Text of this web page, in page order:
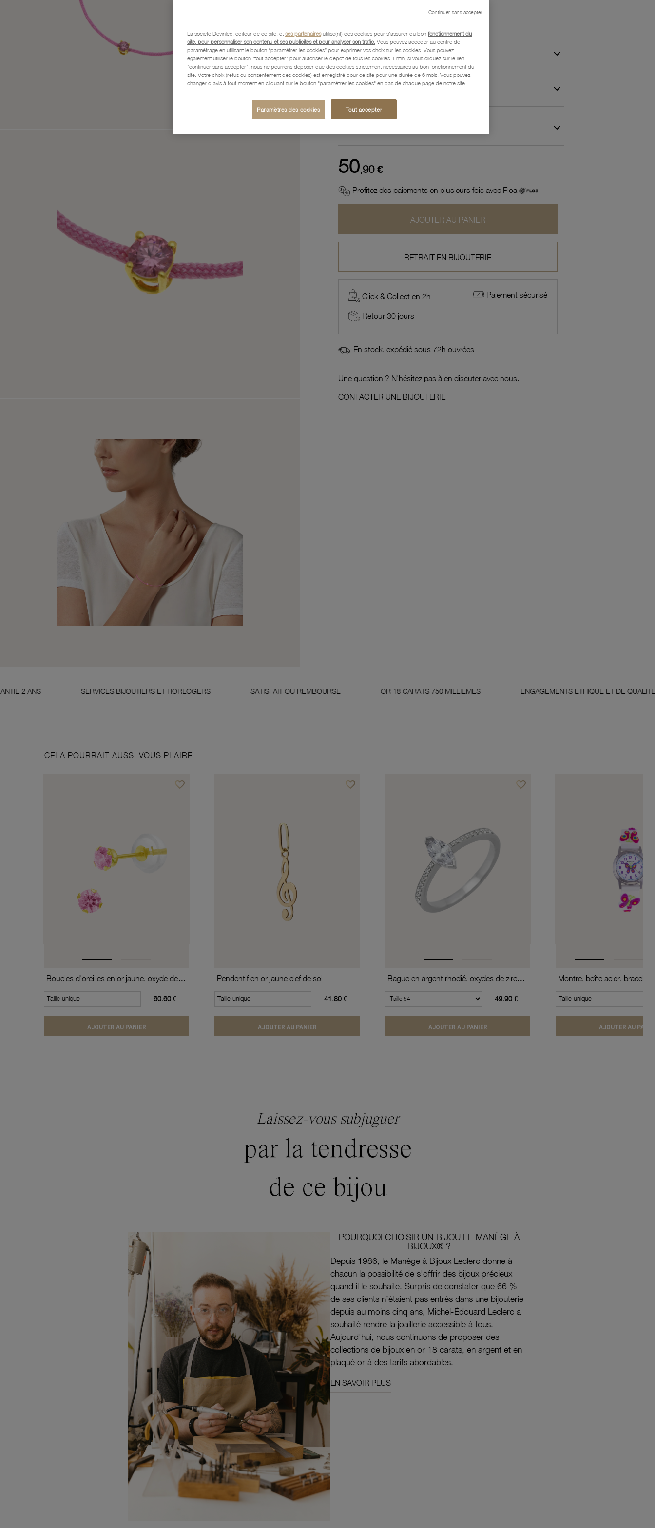
Description
Caractéristiques détaillées
50,90 €
Profitez des paiements en plusieurs fois avec Floa
AJOUTER AU PANIER
RETRAIT EN BIJOUTERIE
Click & Collect en 2h Paiement sécurisé
Retour 30 jours
En stock, expédié sous 72h ouvrées
Une question ? N'hésitez pas à en discuter avec nous.
CONTACTER UNE BIJOUTERIE
SERVICES BIJOUTIERS ET HORLOGERS SATISFAIT OU REMBOURSÉ OR 18 CARATS 750 MILLIÈMES ENGAGEMENTS ÉTHIQUE ET DE QUALITÉ
CELA POURRAIT AUSSI VOUS PLAIRE
favorite_borderAjouter à vos favoris
Boucles d'oreilles en or jaune, oxyde de zirconium
Taille unique 60.60 €
AJOUTER AU PANIER
favorite_borderAjouter à vos favoris
Pendentif en or jaune clef de sol
Taille unique 41.80 €
AJOUTER AU PANIER
favorite_borderAjouter à vos favoris
Bague en argent rhodié, oxydes de zirconium
49.90 €
AJOUTER AU PANIER
Taille unique
AJOUTER AU
Laissez-vous subjuguer
par la tendresse
de ce bijou
POURQUOI CHOISIR UN BIJOU LE MANÈGE À
BIJOUX® ?
Depuis 1986, le Manège à Bijoux Leclerc donne à
chacun la possibilité de s'offrir des bijoux précieux
quand il le souhaite. Surpris de constater que 66 %
de ses clients n’étaient pas entrés dans une bijouterie
depuis au moins cinq ans, Michel-Édouard Leclerc a
souhaité rendre la joaillerie accessible à tous.
Aujourd'hui, nous continuons de proposer des
collections de bijoux en or 18 carats, en argent et en
plaqué or à des tarifs abordables.
EN SAVOIR PLUS
La société Devinlec, éditeur de ce site, et ses partenairesutilise(nt) des cookies pour s'assurer du bon fonctionnement du
site, pour personnaliser son contenu et ses publicités et pour analyser son trafic. Vous pouvez accéder au centre de
paramétrage en utilisant le bouton “paramétrer les cookies” pour exprimer vos choix sur les cookies. Vous pouvez
également utiliser le bouton "tout accepter" pour autoriser le dépôt de tous les cookies. Enfin, si vous cliquez sur le lien
"continuer sans accepter", nous ne pourrons déposer que des cookies strictement nécessaires au bon fonctionnement du
site. Votre choix (refus ou consentement des cookies) est enregistré pour ce site pour une durée de 6 mois. Vous pouvez
changer d'avis à tout moment en cliquant sur le bouton "paramétrer les cookies" en bas de chaque page de notre site.
Paramètres des cookies Tout accepter
Continuer sans accepter